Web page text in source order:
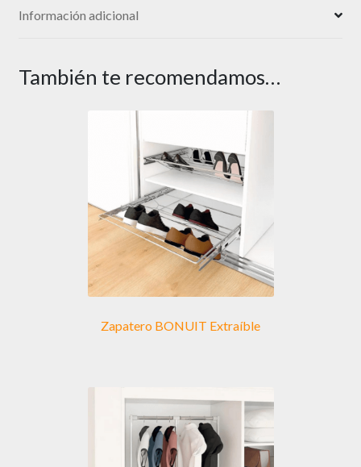
Información adicional
También te recomendamos…
Zapatero BONUIT Extraíble